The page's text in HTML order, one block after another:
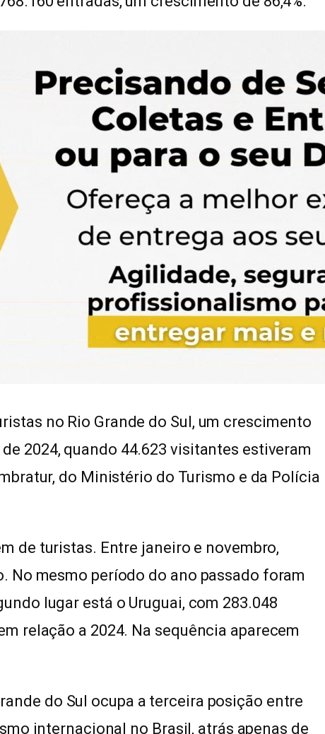
no Rio Grande do Sul, um crescimento
2024, quando 44.623 visitantes estiveram
do Ministério do Turismo e da Polícia
de turistas. Entre janeiro e novembro,
No mesmo período do ano passado foram
lugar está o Uruguai, com 283.048
relação a 2024. Na sequência aparecem
do Sul ocupa a terceira posição entre
internacional no Brasil, atrás apenas de